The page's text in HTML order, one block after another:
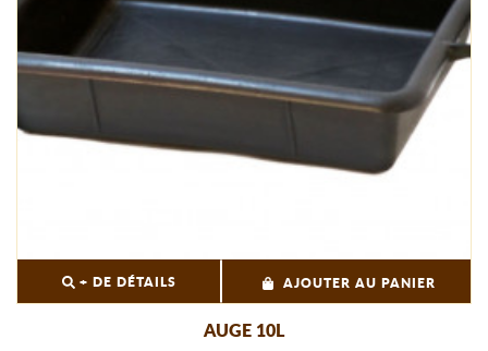
+ DE DÉTAILS AJOUTER AU PANIER
AUGE 10L